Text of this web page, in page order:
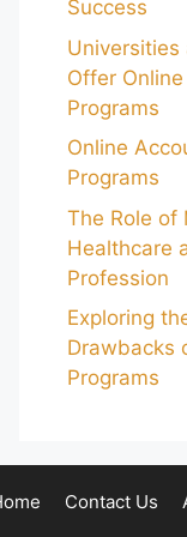
Success
Offer
Programs
Online
Programs
The Role of
Healthcare
Profession
Exploring
Drawbacks
Programs
Contact Us